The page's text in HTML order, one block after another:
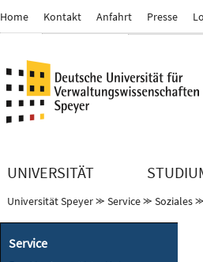
Home Kontakt Anfahrt Presse
UNIVERSITÄT
Universität Speyer⪼ Service⪼ Soziales⪼
Service